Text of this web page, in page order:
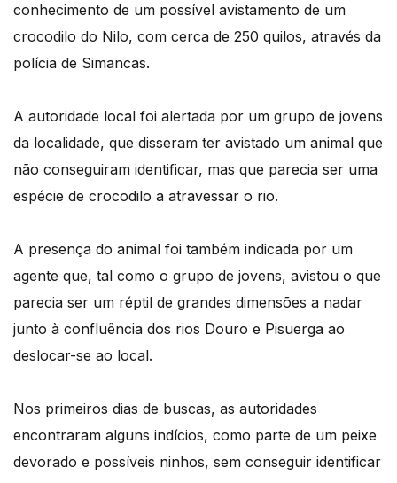
conhecimento de um possível avistamento de um
crocodilo do Nilo, com cerca de 250 quilos, através da
polícia de Simancas.
A autoridade local foi alertada por um grupo de jovens
da localidade, que disseram ter avistado um animal que
não conseguiram identificar, mas que parecia ser uma
espécie de crocodilo a atravessar o rio.
A presença do animal foi também indicada por um
agente que, tal como o grupo de jovens, avistou o que
parecia ser um réptil de grandes dimensões a nadar
junto à confluência dos rios Douro e Pisuerga ao
deslocar-se ao local.
Nos primeiros dias de buscas, as autoridades
encontraram alguns indícios, como parte de um peixe
devorado e possíveis ninhos, sem conseguir identificar